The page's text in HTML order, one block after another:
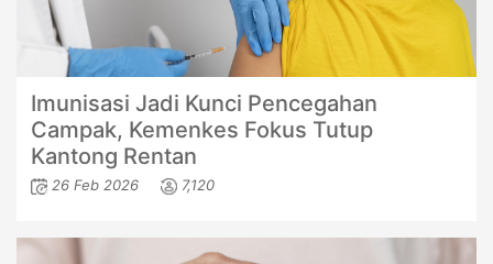
Imunisasi Jadi Kunci Pencegahan
Campak, Kemenkes Fokus Tutup
Kantong Rentan
26 Feb 2026 7,120